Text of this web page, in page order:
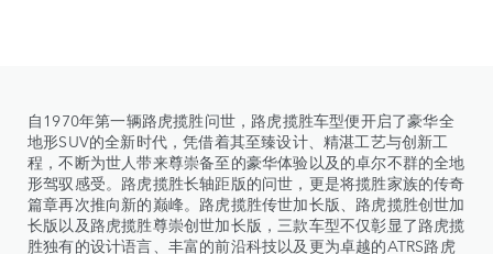
自1970年第一辆路虎揽胜问世，路虎揽胜车型便开启了豪华全
地形SUV的全新时代，凭借着其至臻设计、精湛工艺与创新工
程，不断为世人带来尊崇备至的豪华体验以及的卓尔不群的全地
形驾驭感受。路虎揽胜长轴距版的问世，更是将揽胜家族的传奇
篇章再次推向新的巅峰。路虎揽胜传世加长版、路虎揽胜创世加
长版以及路虎揽胜尊崇创世加长版，三款车型不仅彰显了路虎揽
胜独有的设计语言、丰富的前沿科技以及更为卓越的ATRS路虎